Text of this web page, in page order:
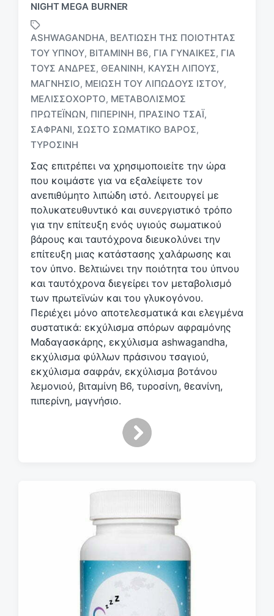
NIGHT MEGA BURNER
ε
ε
τ
ι
έ
τ
α
ASHWAGANDHA, ΒΕΛΤΊΩΣΗ ΤΗΣ ΠΟΙΌΤΗΤΑΣ
ΤΟΥ ΎΠΝΟΥ, ΒΙΤΑΜΊΝΗ Β6, ΓΙΑ ΓΥΝΑΊΚΕΣ, ΓΙΑ
ΤΟΥΣ ΆΝΔΡΕΣ, ΘΕΑΝΊΝΗ, ΚΑΎΣΗ ΛΊΠΟΥΣ,
ΜΑΓΝΉΣΙΟ, ΜΕΊΩΣΗ ΤΟΥ ΛΙΠΏΔΟΥΣ ΙΣΤΟΎ,
ΜΕΛΙΣΣΌΧΟΡΤΟ, ΜΕΤΑΒΟΛΙΣΜΌΣ
ΠΡΩΤΕΪΝΏΝ, ΠΙΠΕΡΊΝΗ, ΠΡΆΣΙΝΟ ΤΣΆΙ,
ΣΑΦΡΆΝΙ, ΣΩΣΤΌ ΣΩΜΑΤΙΚΌ ΒΆΡΟΣ,
ΤΥΡΟΣΊΝΗ
Σας επιτρέπει να χρησιμοποιείτε την ώρα
που κοιμάστε για να εξαλείψετε τον
ανεπιθύμητο λιπώδη ιστό. Λειτουργεί με
πολυκατευθυντικό και συνεργιστικό τρόπο
για την επίτευξη ενός υγιούς σωματικού
βάρους και ταυτόχρονα διευκολύνει την
επίτευξη μιας κατάστασης χαλάρωσης και
τον ύπνο. Βελτιώνει την ποιότητα του ύπνου
και ταυτόχρονα διεγείρει τον μεταβολισμό
των πρωτεϊνών και του γλυκογόνου.
Περιέχει μόνο αποτελεσματικά και ελεγμένα
συστατικά: εκχύλισμα σπόρων αφραμόνης
Μαδαγασκάρης, εκχύλισμα ashwagandha,
εκχύλισμα φύλλων πράσινου τσαγιού,
εκχύλισμα σαφράν, εκχύλισμα βοτάνου
λεμονιού, βιταμίνη Β6, τυροσίνη, θεανίνη,
πιπερίνη, μαγνήσιο.